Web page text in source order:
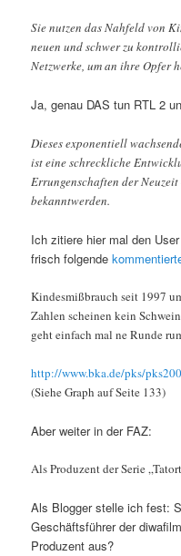
Sie nutzen das Nahfeld von
neuen und schwer zu
Netzwerke, um an ihre Opfer
Ja, genau DAS tun RTL 2
Dieses exponentiell
ist eine schreckliche
Errungenschaften der
bekanntwerden.
Ich zitiere hier mal den
frisch folgende
Kindesmißbrauch seit 1997
Zahlen scheinen kein
geht einfach mal ne Runde
http://www.bka.de/pks/
(Siehe Graph auf Seite 133)
Aber weiter in der FAZ:
Als Produzent der Serie
Als Blogger stelle ich fest:
Geschäftsführer der
Produzent aus?